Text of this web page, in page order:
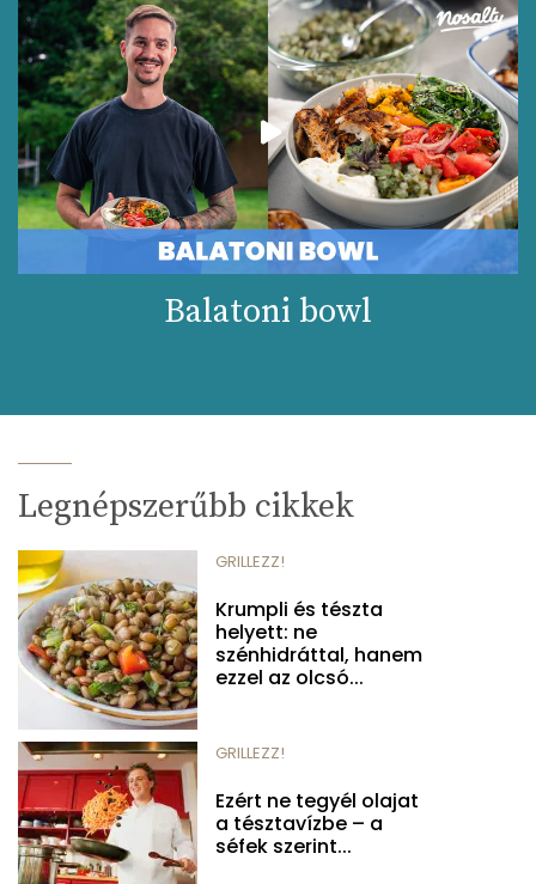
Balatoni bowl
Legnépszerűbb cikkek
GRILLEZZ!
Krumpli és tészta
helyett: ne
szénhidráttal, hanem
ezzel az olcsó...
GRILLEZZ!
Ezért ne tegyél olajat
a tésztavízbe – a
séfek szerint...